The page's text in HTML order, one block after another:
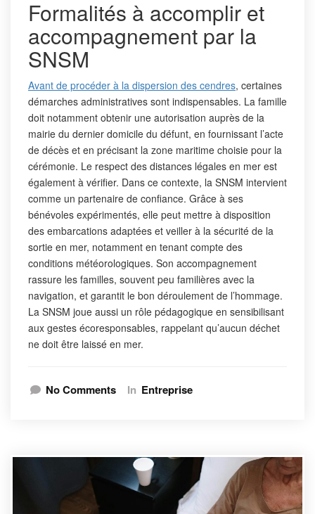
Formalités à accomplir et
accompagnement par la
SNSM
Avant de procéder à la dispersion des cendres, certaines
démarches administratives sont indispensables. La famille
doit notamment obtenir une autorisation auprès de la
mairie du dernier domicile du défunt, en fournissant l’acte
de décès et en précisant la zone maritime choisie pour la
cérémonie. Le respect des distances légales en mer est
également à vérifier. Dans ce contexte, la SNSM intervient
comme un partenaire de confiance. Grâce à ses
bénévoles expérimentés, elle peut mettre à disposition
des embarcations adaptées et veiller à la sécurité de la
sortie en mer, notamment en tenant compte des
conditions météorologiques. Son accompagnement
rassure les familles, souvent peu familières avec la
navigation, et garantit le bon déroulement de l’hommage.
La SNSM joue aussi un rôle pédagogique en sensibilisant
aux gestes écoresponsables, rappelant qu’aucun déchet
ne doit être laissé en mer.
No Comments In Entreprise